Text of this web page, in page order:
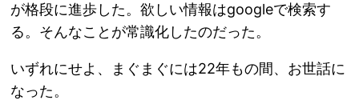
が格段に進歩した。欲しい情報はgoogleで検索す
る。そんなことが常識化したのだった。
いずれにせよ、まぐまぐには22年もの間、お世話に
なった。